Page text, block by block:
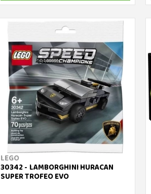
LEGO
30342 - LAMBORGHINI HURACAN
SUPER TROFEO EVO